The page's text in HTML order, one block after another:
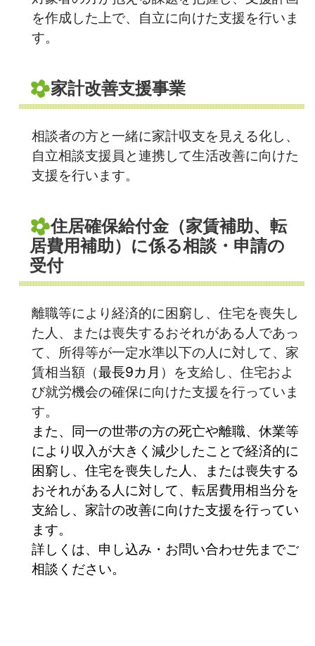
を作成した上で、自立に向けた支援を行いま
す。
家計改善支援事業
相談者の方と一緒に家計収支を見える化し、
自立相談支援員と連携して生活改善に向けた
支援を行います。
住居確保給付金（家賃補助、転
居費用補助）に係る相談・申請の
受付
離職等により経済的に困窮し、住宅を喪失し
た人、または喪失するおそれがある人であっ
て、所得等が一定水準以下の人に対して、家
賃相当額（最長9カ月 ）を支給し、住宅およ
び就労機会の確保に向けた支援を行っていま
す。
また、同一の世帯の方の死亡や離職、休業等
により収入が大きく減少したことで経済的に
困窮し、住宅を喪失した人、または喪失する
おそれがある人に対して、転居費用相当分を
支給し、家計の改善に向けた支援を行ってい
ます。
詳しくは、申し込み・お問い合わせ先までご
相談ください。